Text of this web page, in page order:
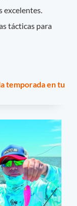
tácticas para
temporada en tu